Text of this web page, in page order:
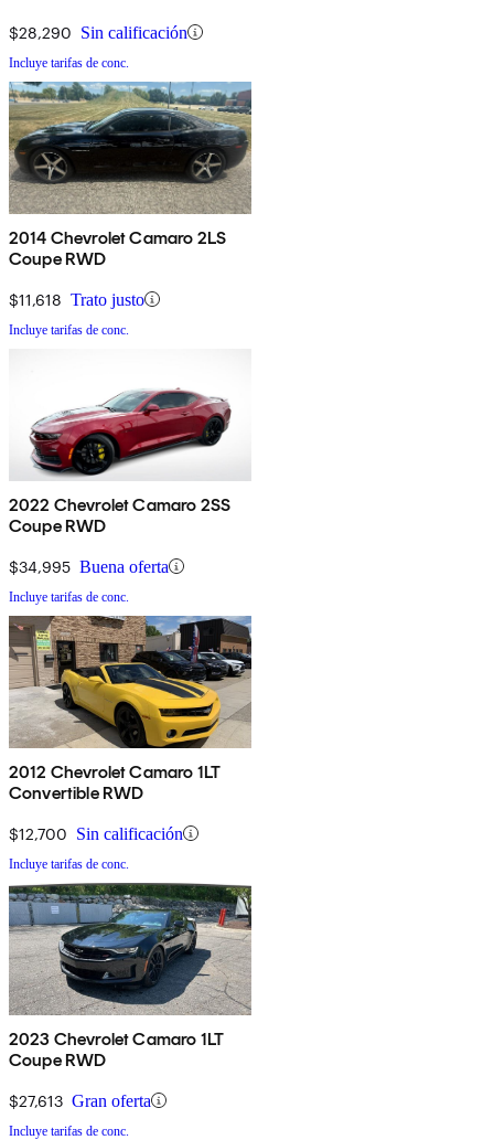
$28,290 Sin calificación
Incluye tarifas de conc.
2014 Chevrolet Camaro 2LS
Coupe RWD
$11,618 Trato justo
Incluye tarifas de conc.
2022 Chevrolet Camaro 2SS
Coupe RWD
$34,995 Buena oferta
Incluye tarifas de conc.
2012 Chevrolet Camaro 1LT
Convertible RWD
$12,700 Sin calificación
Incluye tarifas de conc.
2023 Chevrolet Camaro 1LT
Coupe RWD
$27,613 Gran oferta
Incluye tarifas de conc.